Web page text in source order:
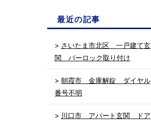
最近の記事
さいたま市北区 一戸建て玄
関 バーロック取り付け
朝霞市 金庫解錠 ダイヤル
番号不明
川口市 アパート玄関 ドア